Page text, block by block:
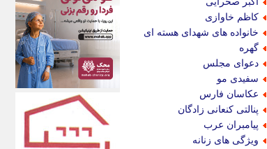
کاظم خاوازی
خانواده های شهدای هسته ای
گهره
دعوای مجلس
سفیدی مو
عکاسان فارس
پنالتی کنعانی زادگان
پیامبران عرب
ویژگی های زنانه
اکونگار
اکونیوز
الف
انتشار آنلاین
اندیشه قرن
اندیشه معاصر
اندیشه ها
انرژی پرس
ای استخدام